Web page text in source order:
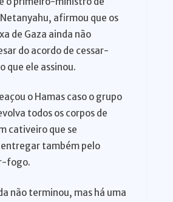
afirmou que os
de Gaza ainda não
do acordo de cessar-
que ele assinou.
o Hamas caso o grupo
todos os corpos de
cativeiro que se
também pelo
fogo.
não terminou, mas há uma